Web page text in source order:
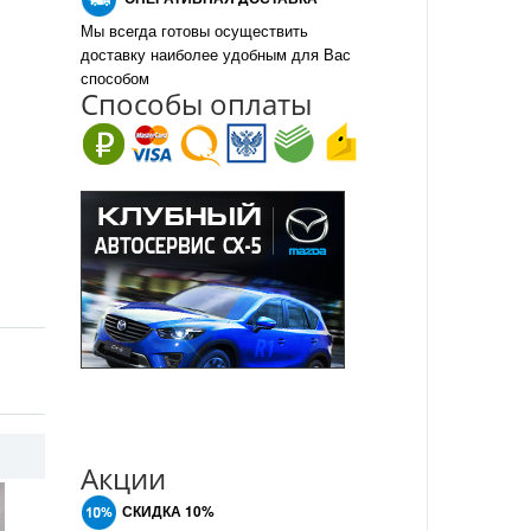
Мы всегда готовы осуществить
доставку наиболее удобным для Вас
способом
Способы оплаты
Акции
СКИДКА 10%